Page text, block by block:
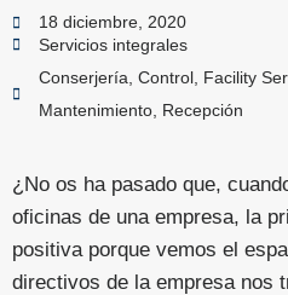
18 diciembre, 2020
Servicios integrales
Conserjería Control Facility
Mantenimiento Recepción
¿No os ha pasado que,
oficinas de una empresa, la
positiva porque vemos el
directivos de la empresa nos